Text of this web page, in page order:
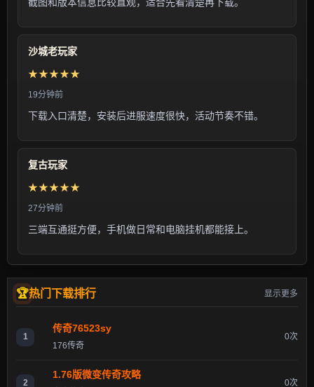
沙城老玩家
★★★★★
19分钟前
下载入口清楚，安装后进服速度很快，活动节奏不错。
复古玩家
★★★★★
27分钟前
三端互通挺方便，手机做日常和电脑挂机都能接上。
热门下载排行 显示更多
1
传奇76523sy
176传奇
0次
2
1.76版微变传奇攻略
0次